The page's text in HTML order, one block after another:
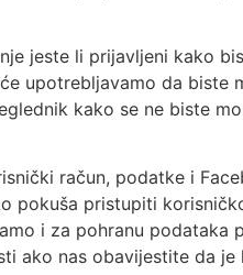
jeste li prijavljeni kako
upotrebljavamo da biste
kako se ne biste
račun, podatke i
pokuša pristupiti
i za pohranu podataka
ako nas obavijestite da je